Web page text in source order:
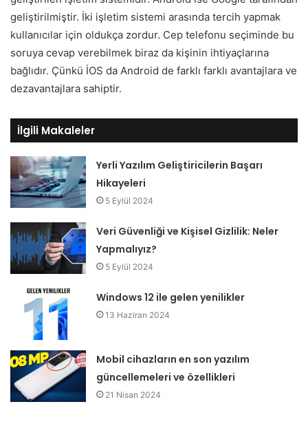
geliştirilmiştir. İki işletim sistemi arasında tercih yapmak
kullanıcılar için oldukça zordur. Cep telefonu seçiminde bu
soruya cevap verebilmek biraz da kişinin ihtiyaçlarına
bağlıdır. Çünkü İOS da Android de farklı farklı avantajlara ve
dezavantajlara sahiptir.
İlgili Makaleler
Yerli Yazılım Geliştiricilerin Başarı
Hikayeleri
5 Eylül 2024
Veri Güvenliği ve Kişisel Gizlilik: Neler
Yapmalıyız?
5 Eylül 2024
Windows 12 ile gelen yenilikler
13 Haziran 2024
Mobil cihazların en son yazılım
güncellemeleri ve özellikleri
21 Nisan 2024